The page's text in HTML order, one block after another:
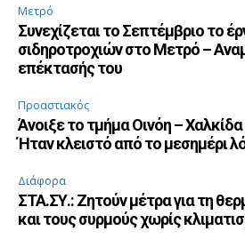
Μετρό
Συνεχίζεται το Σεπτέμβριο το
σιδηροτροχιών στο Μετρό –
επέκτασής του
Προαστιακός
Άνοιξε το τμήμα Οινόη –
Ήταν κλειστό από το μεσημέρι
Διάφορα
ΣΤΑ.ΣΥ.: Ζητούν μέτρα για τη
και τους συρμούς χωρίς